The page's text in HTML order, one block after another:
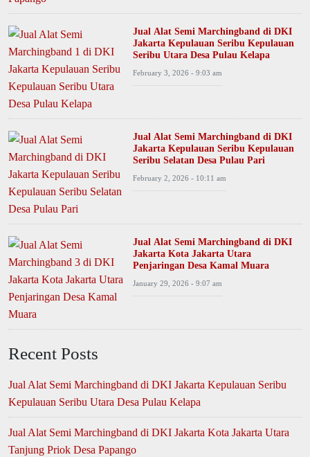
Jual Alat Semi Marchingband di DKI
Jakarta Kepulauan Seribu Kepulauan
Seribu Utara Desa Pulau Kelapa
February 3, 2026 - 9:03 am
Jual Alat Semi Marchingband di DKI
Jakarta Kepulauan Seribu Kepulauan
Seribu Selatan Desa Pulau Pari
February 2, 2026 - 10:11 am
Jual Alat Semi Marchingband di DKI
Jakarta Kota Jakarta Utara
Penjaringan Desa Kamal Muara
January 29, 2026 - 9:07 am
Recent Posts
Jual Alat Semi Marchingband di DKI Jakarta Kepulauan Seribu
Kepulauan Seribu Utara Desa Pulau Kelapa
Jual Alat Semi Marchingband di DKI Jakarta Kota Jakarta Utara
Tanjung Priok Desa Papango